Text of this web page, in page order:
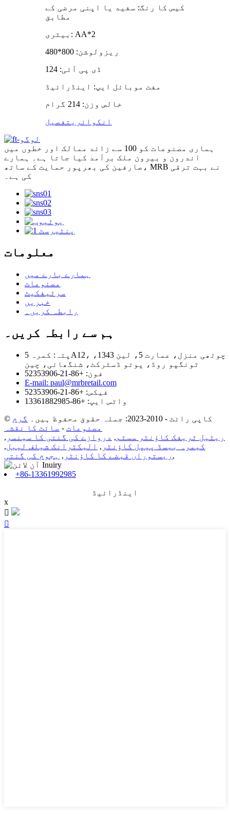
کیس کا رنگ: سفید یا اپنی مرضی کے
مطابق
بیٹری: AA*2
ریزولوشن: 800*480
ڈی پی آئی: 124
مفت موبائل ایپ: اینڈرائیڈ
خالص وزن: 214 گرام
انکوائری تفصیل
ہماری مصنوعات کو 100 سے زائد ممالک اور خطوں میں
اندرون و بیرون ملک برآمد کیا جاتا ہے۔ ہمارے
صارفین کی بھرپور حمایت کے ساتھ، MRB نے بہت ترقی
کی ہے۔
معلومات
ہمارے بارے میں
مصنوعات
سرٹیفکیٹ
خبریں
رابطہ کریں۔
ہم سے رابطہ کریں۔
پتہ: کمرہ 5A12، چوتھی منزل، عمارت 5، لین 1343،
ٹونگپو روڈ، پوتو ڈسٹرکٹ، شنگھائی، چین
فون: +86-21-52353906
E-mail: paul@mrbretail.com
فیکس: +86-21-52353906
واٹس ایپ: +86-13361882985
© کاپی رائٹ - 2010-2023: جملہ حقوق محفوظ ہیں۔
گرم
مصنوعات - سائٹ کا نقشہ
ریٹیل ٹریفک کاؤنٹر سسٹم , دروازے کی گنتی کا سینسر ,
کیمرہ بیسڈ پیپل کاؤنٹر , الیکٹرانک شیلف لیبل,
ریستوراں قبضے کا کاؤنٹر , ہجوم کی گنتی ,
+86-13361992985
اینڈرائیڈ
x

